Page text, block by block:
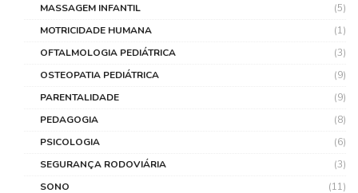
MASSAGEM INFANTIL
(5)
MOTRICIDADE HUMANA
(1)
OFTALMOLOGIA PEDIÁTRICA
(3)
OSTEOPATIA PEDIÁTRICA
(9)
PARENTALIDADE
(9)
PEDAGOGIA
(8)
PSICOLOGIA
(6)
SEGURANÇA RODOVIÁRIA
(3)
SONO
(11)